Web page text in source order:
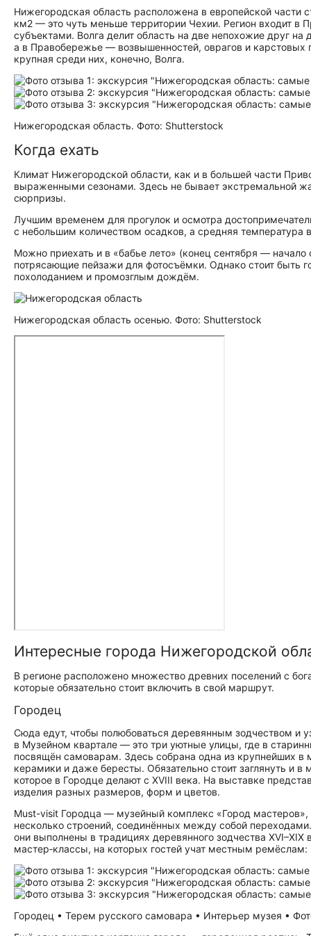
Нижегородская область расположена в европейской части
км2 — это чуть меньше территории Чехии. Регион входит в
субъектами. Волга делит область на две непохожие друг
а в Правобережье — возвышенностей, оврагов и
крупная среди них, конечно, Волга.
Нижегородская область. Фото: Shutterstock
Когда ехать
Климат Нижегородской области, как и в большей части
выраженными сезонами. Здесь не бывает экстремальной
сюрпризы.
Лучшим временем для прогулок и осмотра
с небольшим количеством осадков, а средняя температура
Можно приехать и в «бабье лето» (конец сентября —
потрясающие пейзажи для фотосъёмки. Однако стоит быть
похолоданием и промозглым дождём.
Нижегородская область осенью. Фото: Shutterstock
Интересные города Нижегородской
В регионе расположено множество древних поселений с
которые обязательно стоит включить в свой маршрут.
Городец
Сюда едут, чтобы полюбоваться деревянным зодчеством и
в Музейном квартале — это три уютные улицы, где в
посвящён самоварам. Здесь собрана одна из крупнейших в
керамики и даже бересты. Обязательно стоит заглянуть и
которое в Городце делают с XVIII века. На выставке
изделия разных размеров, форм и цветов.
Must-visit Городца — музейный комплекс «Город
несколько строений, соединённых между собой
они выполнены в традициях деревянного зодчества
мастер‑классы, на которых гостей учат местным
Городец • Терем русского самовара • Интерьер музея •